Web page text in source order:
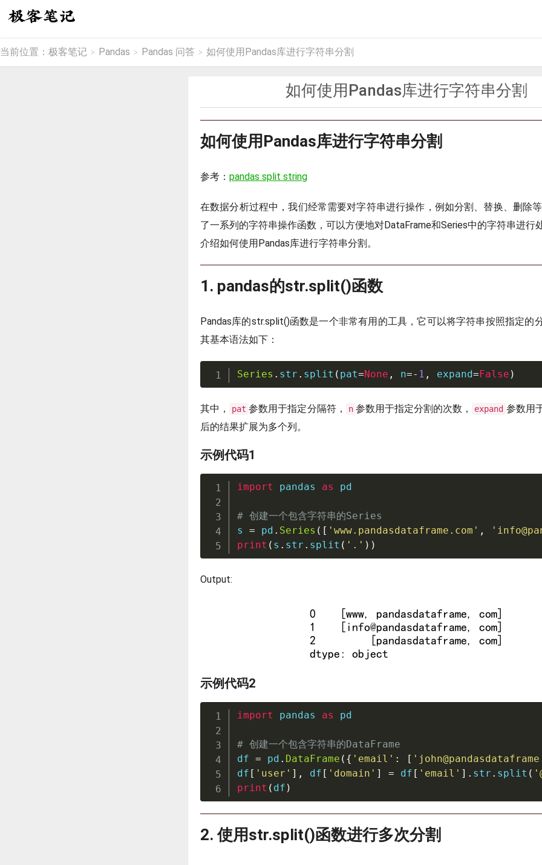
当前位置： 极客笔记 > Pandas > Pandas 问答 > 如何使用Pandas库进行字符串分割
如何使用Pandas库进行字符串分割
如何使用Pandas库进行字符串分割
参考： pandas split string
在数据分析过程中，我们经常需要对字符串进行操作，例如分割、替换、删除
了一系列的字符串操作函数，可以方便地对DataFrame和Series中的字符串进行
介绍如何使用Pandas库进行字符串分割。
1. pandas的str.split()函数
Pandas库的str.split()函数是一个非常有用的工具，它可以将字符串按照指定的
其基本语法如下：
Series . str . split ( pat=None , n=- 1 , expand=False )
其中， pat 参数用于指定分隔符， n 参数用于指定分割的次数， expand 参数用
后的结果扩展为多个列。
示例代码1
import pandas as pd
# 创建一个包含字符串的Series
s = pd . Series ( [ 'www.pandasdataframe.com' ,
print ( s . str . split ( '.' ) )
Output:
示例代码2
import pandas as pd
# 创建一个包含字符串的DataFrame
df = pd . DataFrame ( { 'email' : [
df [ 'user' ] , df [ 'domain' ] = df [ 'email' ] . str . split (
print ( df )
2. 使用str.split()函数进行多次分割